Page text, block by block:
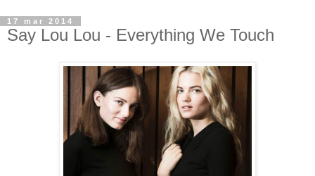
17 mar 2014
Say Lou Lou - Everything We Touch